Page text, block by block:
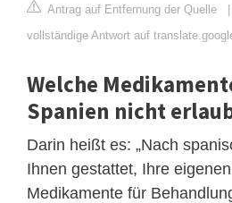
Antrag auf Entfernung der Quelle
vollständige Antwort auf
Welche
Spanien nicht
Darin heißt es: „Nach
Ihnen gestattet, Ihre
Medikamente für